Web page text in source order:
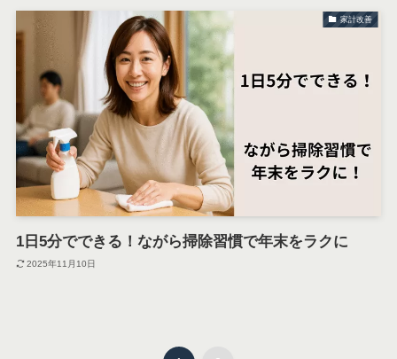
家計改善
1日5分でできる！ながら掃除習慣で年末をラクに
2025年11月10日